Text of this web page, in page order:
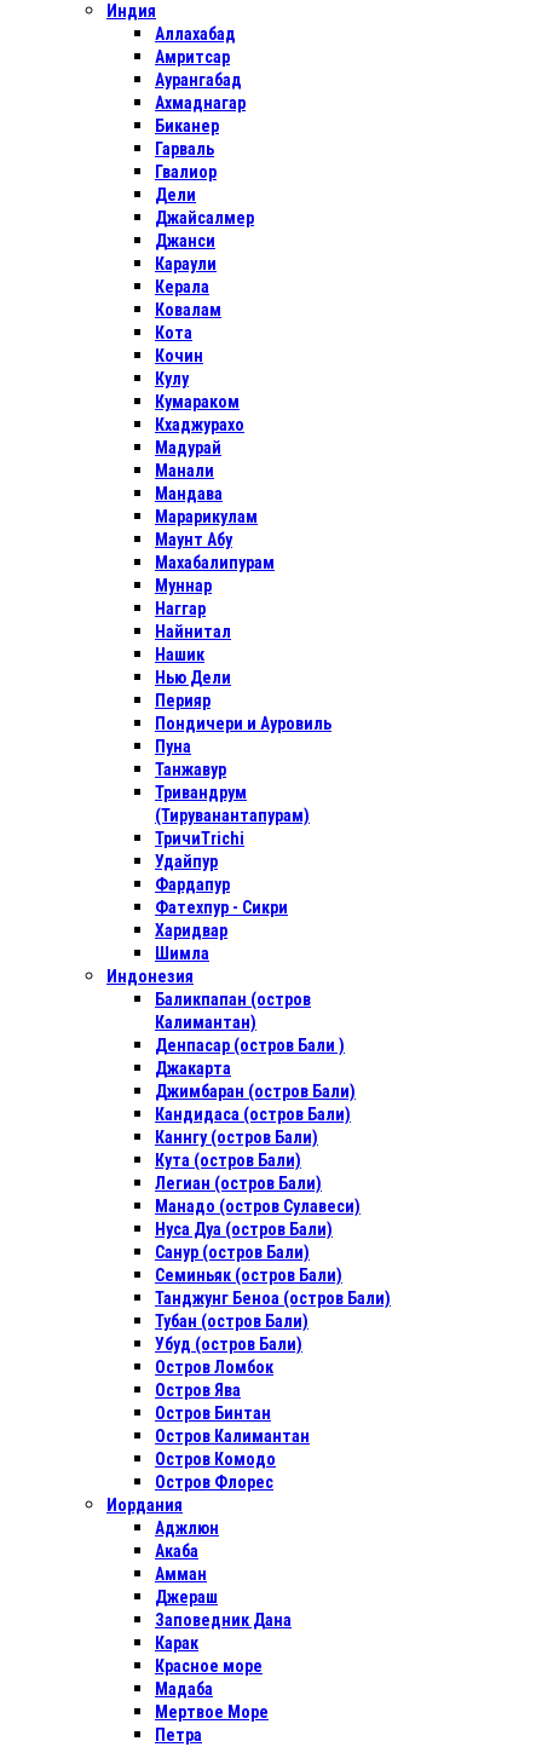
Индия
Аллахабад
Амритсар
Аурангабад
Ахмаднагар
Биканер
Гарваль
Гвалиор
Дели
Джайсалмер
Джанси
Караули
Керала
Ковалам
Кота
Кочин
Кулу
Кумараком
Кхаджурахо
Мадурай
Манали
Мандава
Марарикулам
Маунт Абу
Махабалипурам
Муннар
Наггар
Найнитал
Нашик
Нью Дели
Перияр
Пондичери и Ауровиль
Пуна
Танжавур
Тривандрум
(Тируванантапурам)
ТричиTrichi
Удайпур
Фардапур
Фатехпур - Сикри
Харидвар
Шимла
Индонезия
Баликпапан (остров
Калимантан)
Денпасар (остров Бали )
Джакарта
Джимбаран (остров Бали)
Кандидаса (остров Бали)
Каннгу (остров Бали)
Кута (остров Бали)
Легиан (остров Бали)
Манадо (остров Сулавеси)
Нуса Дуа (остров Бали)
Санур (остров Бали)
Семиньяк (остров Бали)
Танджунг Беноа (остров Бали)
Тубан (остров Бали)
Убуд (остров Бали)
Остров Ломбок
Остров Ява
Остров Бинтан
Остров Калимантан
Остров Комодо
Остров Флорес
Иордания
Аджлюн
Акаба
Амман
Джераш
Заповедник Дана
Карак
Красное море
Мадаба
Мертвое Море
Петра